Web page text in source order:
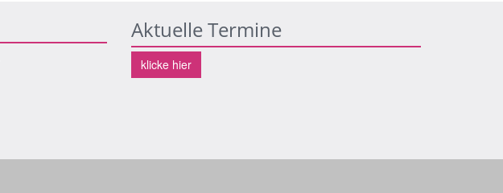
Aktuelle Termine
klicke hier